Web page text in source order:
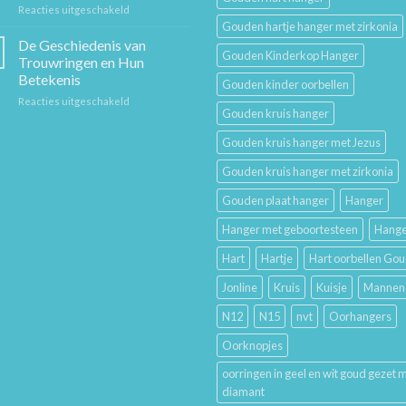
Reacties uitgeschakeld
Hoe
Je
De Geschiedenis van
Trouwringen en Hun
Betekenis
Reacties uitgeschakeld
Gouden hartje hanger met zirkonia
Gouden Kinderkop Hanger
Gouden kinder oorbellen
Gouden kruis hanger
Gouden kruis hanger met Jezus
Gouden kruis hanger met zirkonia
Gouden plaat hanger
Hanger
Hanger met geboortesteen
Hart
Hartje
Hart oorbellen
Jonline
Kruis Kuisje
Mannen
N12
N15 nvt
Oorhangers
Oorknopjes
oorringen in geel en wit goud gezet
diamant